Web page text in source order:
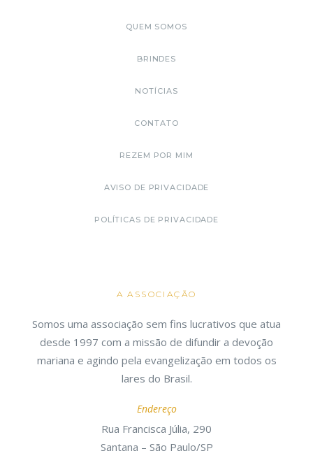
QUEM SOMOS
BRINDES
NOTÍCIAS
CONTATO
REZEM POR MIM
AVISO DE PRIVACIDADE
POLÍTICAS DE PRIVACIDADE
A ASSOCIAÇÃO
Somos uma associação sem fins lucrativos que atua
desde 1997 com a missão de difundir a devoção
mariana e agindo pela evangelização em todos os
lares do Brasil.
Endereço
Rua Francisca Júlia, 290
Santana – São Paulo/SP